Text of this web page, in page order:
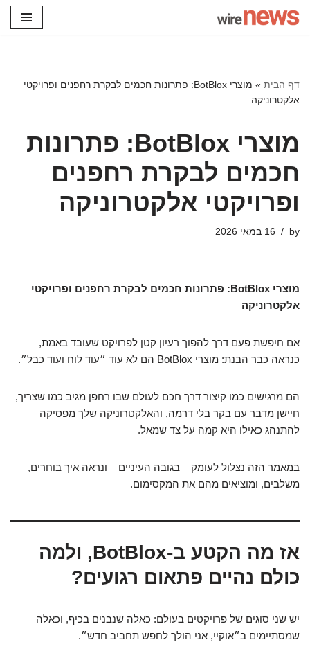
דף הבית »
מוצרי BotBlox: פתרונות חכמים לבקרת רחפנים ופרויקטי
אלקטרוניקה
מוצרי BotBlox: פתרונות
חכמים לבקרת רחפנים
ופרויקטי אלקטרוניקה
by 16 במאי 2026
מוצרי BotBlox: פתרונות חכמים לבקרת רחפנים ופרויקטי
אלקטרוניקה
אם חיפשת פעם דרך להפוך רעיון קטן לפרויקט שעובד באמת,
כנראה כבר הבנת: מוצרי BotBlox הם לא עוד ״עוד לוח ועוד כבל״.
הם מרגישים כמו קיצור דרך חכם לעולם שבו רחפן מגיב כמו שצריך,
חיישן מדבר עם בקר בלי דרמה, והאלקטרוניקה שלך מפסיקה
להתנהג כאילו היא קמה על צד שמאל.
במאמר הזה נצלול לעומק – בגובה העיניים – ונראה איך בוחרים,
משלבים, ומוציאים מהם את המקסימום.
אז מה הקטע ב-BotBlox, ולמה
כולם נהיים פתאום רגועים?
יש שני סוגים של פרויקטים בעולם: כאלה שנבנים בכיף, וכאלה
שמסתיימים ב״אוקיי, אני הולך לחפש תחביב חדש״.